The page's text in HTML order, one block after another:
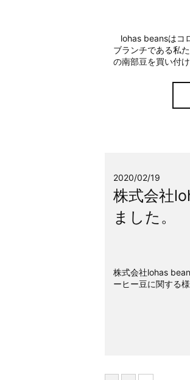
lohas beansはコ
ブランチである私
の南部豆を買い付
2020/02/19
株式会社
ました。
株式会社lohas
ーヒー豆に関する